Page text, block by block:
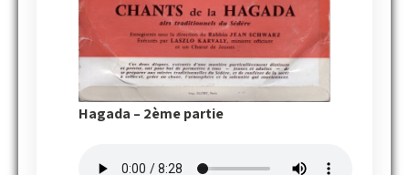
Hagada – 2ème partie